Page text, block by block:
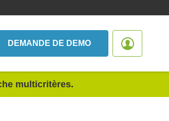
DEMANDE DE DEMO
multicritères.